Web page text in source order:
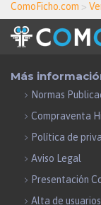
ComoFicho.com >
Más
Normas
Compraventa
Política de
Aviso Legal
Presentación
Alta de